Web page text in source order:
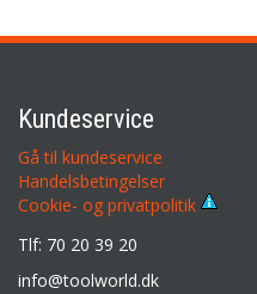
Kundeservice
Gå til kundeservice
Handelsbetingelser
Cookie- og privatpolitik
Tlf: 70 20 39 20
info@toolworld.dk